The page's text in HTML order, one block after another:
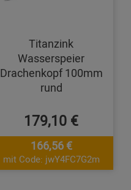
Titanzink
Wasserspeier
Drachenkopf 100mm
rund
179,10 €
166,56 €
mit Code: jwY4FC7G2m